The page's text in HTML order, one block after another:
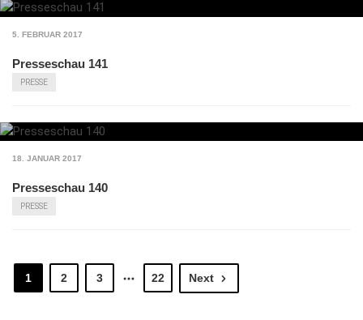
5. FEBRUAR 2017
Presseschau 141
PRESSE
18. JANUAR 2017
Presseschau 140
PRESSE
1 2 3 22 Next